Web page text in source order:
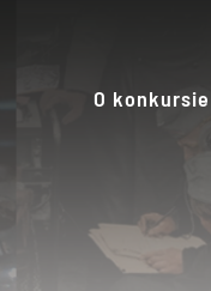
O konkursie